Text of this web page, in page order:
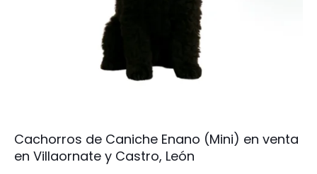
Cachorros de Caniche Enano (Mini) en venta
en Villaornate y Castro, León